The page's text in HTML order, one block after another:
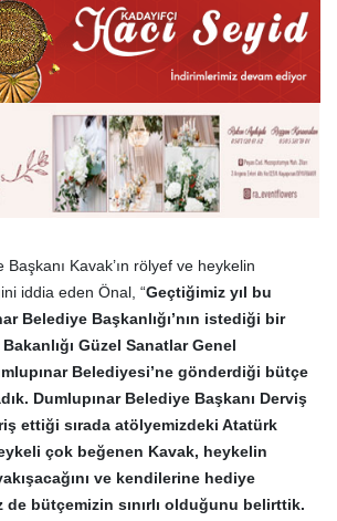
Başkanı Kavak’ın rölyef ve heykelin
iddia eden Önal, “Geçtiğimiz yıl bu
Belediye Başkanlığı’nın istediği bir
Güzel Sanatlar Genel
Belediyesi’ne gönderdiği bütçe
Dumlupınar Belediye Başkanı Derviş
ettiği sırada atölyemizdeki Atatürk
çok beğenen Kavak, heykelin
ve kendilerine hediye
bütçemizin sınırlı olduğunu belirttik.